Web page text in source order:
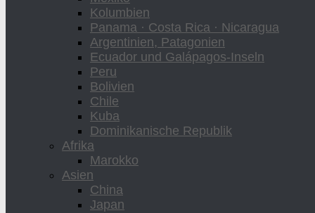
Kolumbien
Panama · Costa Rica · Nicaragua
Argentinien, Patagonien
Ecuador und Galápagos-Inseln
Peru
Bolivien
Chile
Kuba
Dominikanische Republik
Afrika
Marokko
Asien
China
Japan